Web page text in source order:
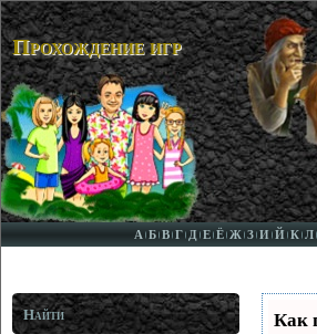
Прохождение игр
А Б В Г Д Е Ё Ж З И Й К Л
Найти Как